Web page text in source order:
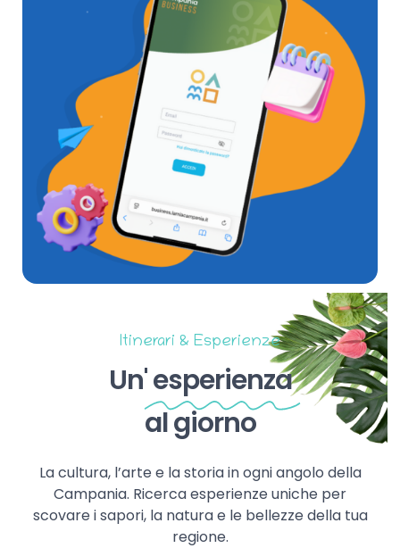
Itinerari & Esperienze
Un'esperienza
al giorno
La cultura, l’arte e la storia in ogni angolo della
Campania. Ricerca esperienze uniche per
scovare i sapori, la natura e le bellezze della tua
regione.